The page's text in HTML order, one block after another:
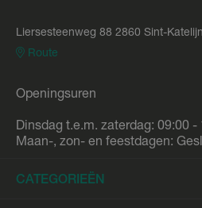
Liersesteenweg 88 2860 Sint-
Route
Openingsuren
Dinsdag t.e.m. zaterdag: 09:00 -
Maan-, zon- en feestdagen:
CATEGORIEËN